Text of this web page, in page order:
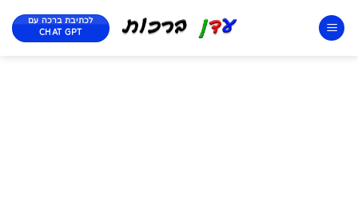
לכתיבת ברכה עם
CHAT GPT